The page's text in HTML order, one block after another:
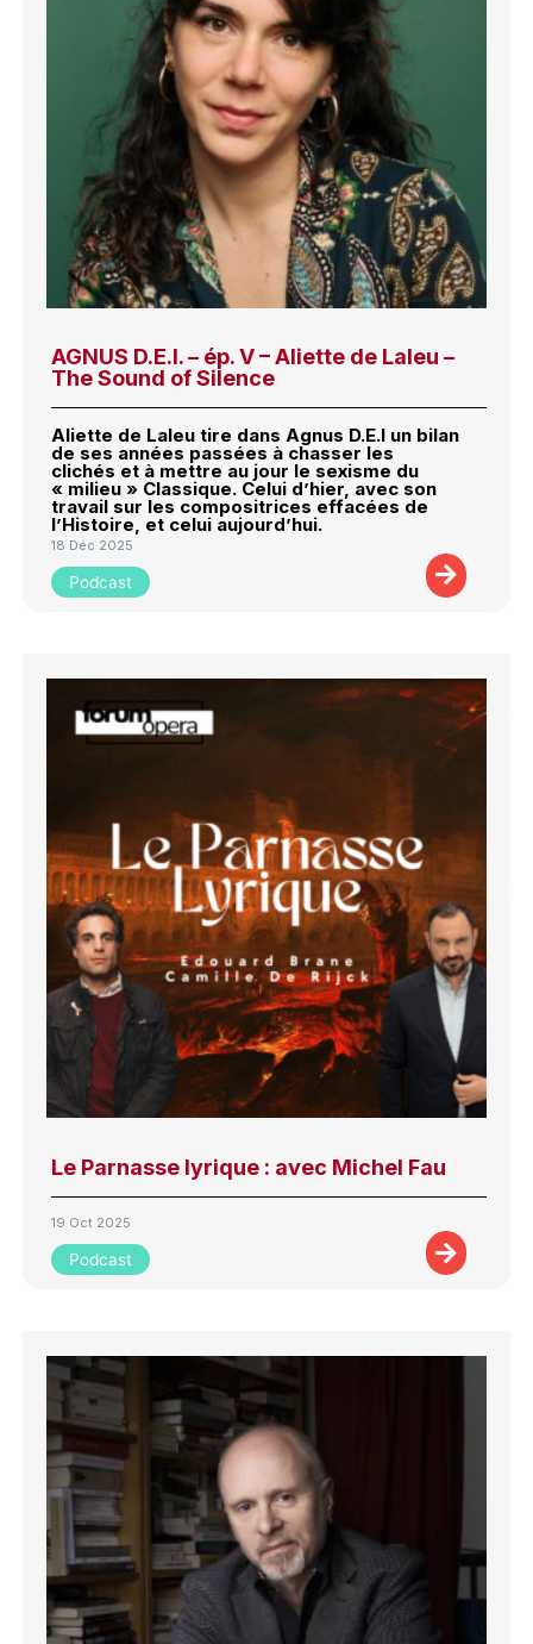
AGNUS D.E.I. – ép. V – Aliette de Laleu –
The Sound of Silence
Aliette de Laleu tire dans Agnus D.E.I un bilan
de ses années passées à chasser les
clichés et à mettre au jour le sexisme du
« milieu » Classique. Celui d’hier, avec son
travail sur les compositrices effacées de
l’Histoire, et celui aujourd’hui.
18 Déc 2025
Podcast
Le Parnasse lyrique : avec Michel Fau
19 Oct 2025
Podcast